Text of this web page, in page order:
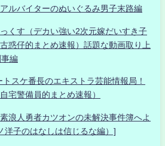
ルバイターのぬいぐるみ男子末路編
くす（デカい強い2次元嫁だいすき子
惑仔的まとめ速報）話題な動画取り上
編
スケ番長のエキストラ芸能情報局！
宅警備員的まとめ速報）
浪人勇者カツオンの未解決事件簿へよ
洋子のはなしは信じるな編）]